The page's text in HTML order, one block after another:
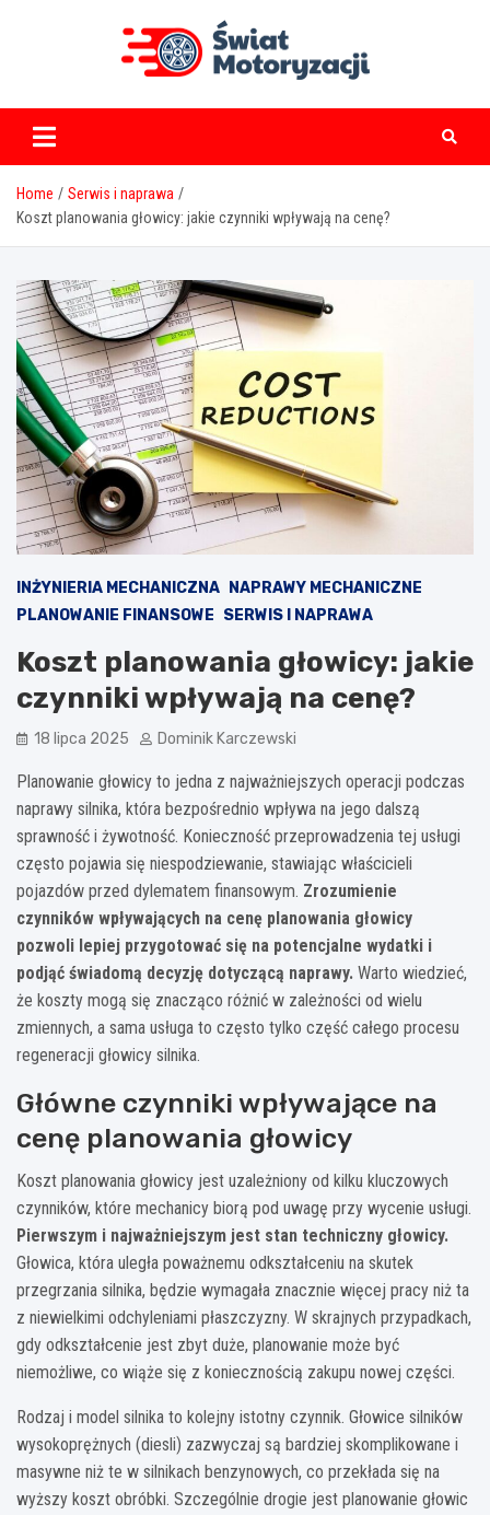
swiatmotoryzacji.pl
Home
Serwis i naprawa
Koszt planowania głowicy: jakie czynniki wpływają na cenę?
INŻYNIERIA MECHANICZNA
NAPRAWY MECHANICZNE
PLANOWANIE FINANSOWE SERWIS I NAPRAWA
Koszt planowania głowicy: jakie
czynniki wpływają na cenę?
18 lipca 2025 Dominik Karczewski
Planowanie głowicy to jedna z najważniejszych operacji podczas
naprawy silnika, która bezpośrednio wpływa na jego dalszą
sprawność i żywotność. Konieczność przeprowadzenia tej usługi
często pojawia się niespodziewanie, stawiając właścicieli
pojazdów przed dylematem finansowym. Zrozumienie
czynników wpływających na cenę planowania głowicy
pozwoli lepiej przygotować się na potencjalne wydatki i
podjąć świadomą decyzję dotyczącą naprawy. Warto wiedzieć,
że koszty mogą się znacząco różnić w zależności od wielu
zmiennych, a sama usługa to często tylko część całego procesu
regeneracji głowicy silnika.
Główne czynniki wpływające na
cenę planowania głowicy
Koszt planowania głowicy jest uzależniony od kilku kluczowych
czynników, które mechanicy biorą pod uwagę przy wycenie usługi.
Pierwszym i najważniejszym jest stan techniczny głowicy.
Głowica, która uległa poważnemu odkształceniu na skutek
przegrzania silnika, będzie wymagała znacznie więcej pracy niż ta
z niewielkimi odchyleniami płaszczyzny. W skrajnych przypadkach,
gdy odkształcenie jest zbyt duże, planowanie może być
niemożliwe, co wiąże się z koniecznością zakupu nowej części.
Rodzaj i model silnika to kolejny istotny czynnik. Głowice silników
wysokoprężnych (diesli) zazwyczaj są bardziej skomplikowane i
masywne niż te w silnikach benzynowych, co przekłada się na
wyższy koszt obróbki. Szczególnie drogie jest planowanie głowic